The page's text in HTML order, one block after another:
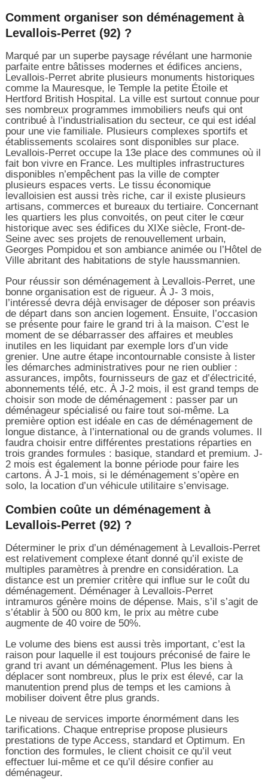
Comment organiser son déménagement à
Levallois-Perret (92) ?
Marqué par un superbe paysage révélant une harmonie
parfaite entre bâtisses modernes et édifices anciens,
Levallois-Perret abrite plusieurs monuments historiques
comme la Mauresque, le Temple la petite Étoile et
Hertford British Hospital. La ville est surtout connue pour
ses nombreux programmes immobiliers neufs qui ont
contribué à l’industrialisation du secteur, ce qui est idéal
pour une vie familiale. Plusieurs complexes sportifs et
établissements scolaires sont disponibles sur place.
Levallois-Perret occupe la 13e place des communes où il
fait bon vivre en France. Les multiples infrastructures
disponibles n’empêchent pas la ville de compter
plusieurs espaces verts. Le tissu économique
levalloisien est aussi très riche, car il existe plusieurs
artisans, commerces et bureaux du tertiaire. Concernant
les quartiers les plus convoités, on peut citer le cœur
historique avec ses édifices du XIXe siècle, Front-de-
Seine avec ses projets de renouvellement urbain,
Georges Pompidou et son ambiance animée ou l’Hôtel de
Ville abritant des habitations de style haussmannien.
Pour réussir son déménagement à Levallois-Perret, une
bonne organisation est de rigueur. À J- 3 mois,
l’intéressé devra déjà envisager de déposer son préavis
de départ dans son ancien logement. Ensuite, l’occasion
se présente pour faire le grand tri à la maison. C’est le
moment de se débarrasser des affaires et meubles
inutiles en les liquidant par exemple lors d’un vide
grenier. Une autre étape incontournable consiste à lister
les démarches administratives pour ne rien oublier :
assurances, impôts, fournisseurs de gaz et d’électricité,
abonnements télé, etc. À J-2 mois, il est grand temps de
choisir son mode de déménagement : passer par un
déménageur spécialisé ou faire tout soi-même. La
première option est idéale en cas de déménagement de
longue distance, à l’international ou de grands volumes. Il
faudra choisir entre différentes prestations réparties en
trois grandes formules : basique, standard et premium. J-
2 mois est également la bonne période pour faire les
cartons. À J-1 mois, si le déménagement s’opère en
solo, la location d’un véhicule utilitaire s’envisage.
Combien coûte un déménagement à
Levallois-Perret (92) ?
Déterminer le prix d’un déménagement à Levallois-Perret
est relativement complexe étant donné qu’il existe de
multiples paramètres à prendre en considération. La
distance est un premier critère qui influe sur le coût du
déménagement. Déménager à Levallois-Perret
intramuros génère moins de dépense. Mais, s’il s’agit de
s’établir à 500 ou 800 km, le prix au mètre cube
augmente de 40 voire de 50%.
Le volume des biens est aussi très important, c’est la
raison pour laquelle il est toujours préconisé de faire le
grand tri avant un déménagement. Plus les biens à
déplacer sont nombreux, plus le prix est élevé, car la
manutention prend plus de temps et les camions à
mobiliser doivent être plus grands.
Le niveau de services importe énormément dans les
tarifications. Chaque entreprise propose plusieurs
prestations de type Access, standard et Optimum. En
fonction des formules, le client choisit ce qu’il veut
effectuer lui-même et ce qu’il désire confier au
déménageur.